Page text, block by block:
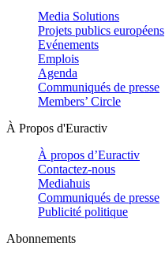
Media Solutions
Projets publics européens
Evénements
Emplois
Agenda
Communiqués de presse
Members’ Circle
À Propos d'Euractiv
À propos d’Euractiv
Contactez-nous
Mediahuis
Communiqués de presse
Publicité politique
Abonnements